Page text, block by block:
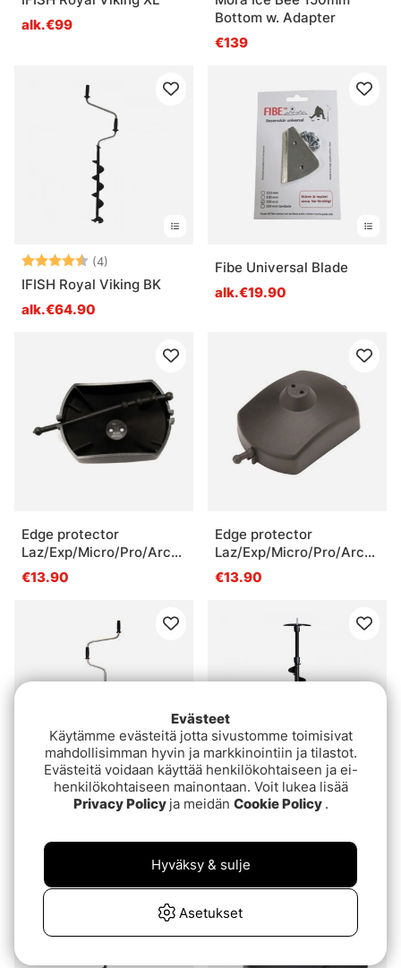
alk.€99
Bottom w. Adapter
€139
Arvio: (4)
4.3 5:sta tähdestä
IFISH Royal Viking BK
alk.€64.90
Fibe Universal Blade
alk.€19.90
Edge protector
Laz/Exp/Micro/Pro/Arct
150mm
€13.90
Edge protector
Laz/Exp/Micro/Pro/Arct
110mm
€13.90
Mora Ice Easy 200mm
Mora Ice Auger Lite-Flite
€199
Evästeet
Käytämme evästeitä jotta sivustomme toimisivat
mahdollisimman hyvin ja markkinointiin ja tilastot.
Evästeitä voidaan käyttää henkilökohtaiseen ja ei-
henkilökohtaiseen mainontaan. Voit lukea lisää
Privacy Policy ja meidän Cookie Policy .
Asetukset
Hyväksy & sulje